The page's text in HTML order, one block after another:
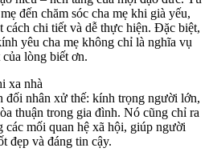
đến chăm sóc cha mẹ khi già yếu,
cách chi tiết và dễ thực hiện. Đặc biệt,
yêu cha mẹ không chỉ là nghĩa vụ
lòng biết ơn.
xa nhà
đối nhân xử thế: kính trọng người lớn,
thuận trong gia đình. Nó cũng chỉ ra
mối quan hệ xã hội, giúp người
đẹp và đáng tin cậy.